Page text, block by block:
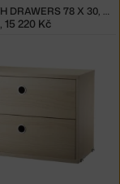
CHEST WITH DRAWERS 78 X 30, ASH
, 15 220 Kč